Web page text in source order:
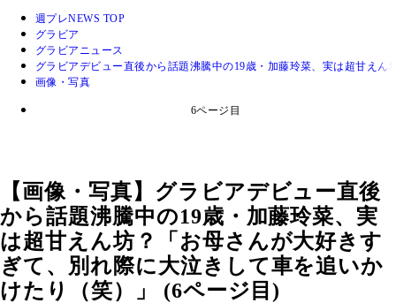
週プレNEWS TOP
グラビア
グラビアニュース
グラビアデビュー直後から話題沸騰中の19歳・加藤玲菜、実は超甘え
画像・写真
6ページ目
【画像・写真】グラビアデビュー直後
から話題沸騰中の19歳・加藤玲菜、実
は超甘えん坊？「お母さんが大好きす
ぎて、別れ際に大泣きして車を追いか
けたり（笑）」 (6ページ目)